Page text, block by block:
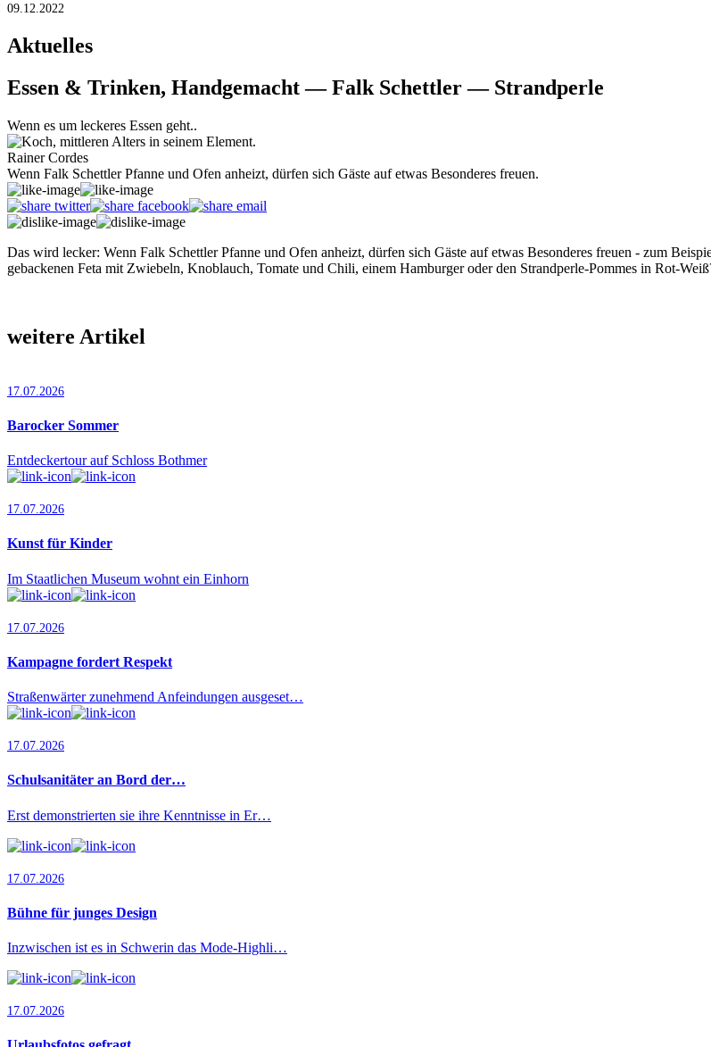
09.12.2022
Aktuelles
Essen & Trinken, Handgemacht — Falk Schettler — Strandperle
Wenn es um leckeres Essen geht..
Rainer Cordes
Wenn Falk Schettler Pfanne und Ofen anheizt, dürfen sich Gäste auf etwas Besonderes freuen.
Das wird lecker: Wenn Falk Schettler Pfanne und Ofen anheizt, dürfen sich Gäste auf etwas Besonderes freuen - zum
gebackenen Feta mit Zwiebeln, Knoblauch, Tomate und Chili, einem Hamburger oder den Strandperle-Pommes in Rot-
weitere Artikel
17.07.2026
Barocker Sommer
Entdeckertour auf Schloss Bothmer
17.07.2026
Kunst für Kinder
Im Staatlichen Museum wohnt ein Einhorn
17.07.2026
Kampagne fordert Respekt
Straßenwärter zunehmend Anfeindungen ausgeset…
17.07.2026
Schulsanitäter an Bord der…
Erst demonstrierten sie ihre Kenntnisse in Er…
17.07.2026
Bühne für junges Design
Inzwischen ist es in Schwerin das Mode-Highli…
17.07.2026